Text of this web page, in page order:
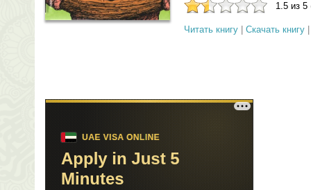
1.5 из 5
Читать книгу Скачать книгу